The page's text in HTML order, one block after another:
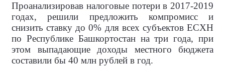
Проанализировав налоговые потери в 2017-2019
годах, решили предложить компромисс и
снизить ставку до 0% для всех субъектов ЕСХН
по Республике Башкортостан на три года, при
этом выпадающие доходы местного бюджета
составили бы 40 млн рублей в год.